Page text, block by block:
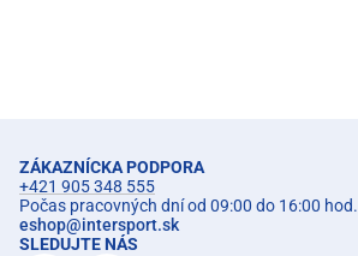
ZÁKAZNÍCKA PODPORA
+421 905 348 555
Počas pracovných dní od 09:00 do 16:00 hod.
eshop@intersport.sk
SLEDUJTE NÁS